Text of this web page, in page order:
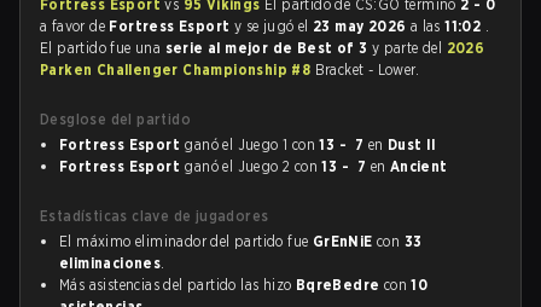
Fortress Esportvs 95 Vikings El partido de CS:GO terminó 2 - 0
a favor de Fortress Esport y se jugó el 23 may 2026 a las11:02 .
El partido fue una serie al mejor de Best of 3 y parte del 2026
Parken Challenger Championship #8 Bracket - Lower.
Desglose del partido
Fortress Esport ganó el Juego 1 con13 - 7 en Dust II
Fortress Esport ganó el Juego 2 con13 - 7 en Ancient
Estadísticas clave de jugadores
El máximo eliminador del partido fue GrEnNiE con 33
eliminaciones.
Más asistencias del partido las hizo BqreBedre con10